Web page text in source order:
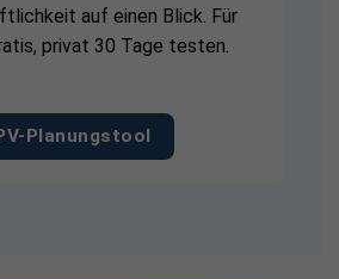
auf einen Blick. Für
privat 30 Tage testen.
Planungstool